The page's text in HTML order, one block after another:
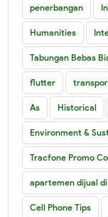
penerbangan
Humanities
Tabungan Bebas
flutter
As Historical
Environment &
Tracfone Promo
apartemen dijual
Cell Phone Tips